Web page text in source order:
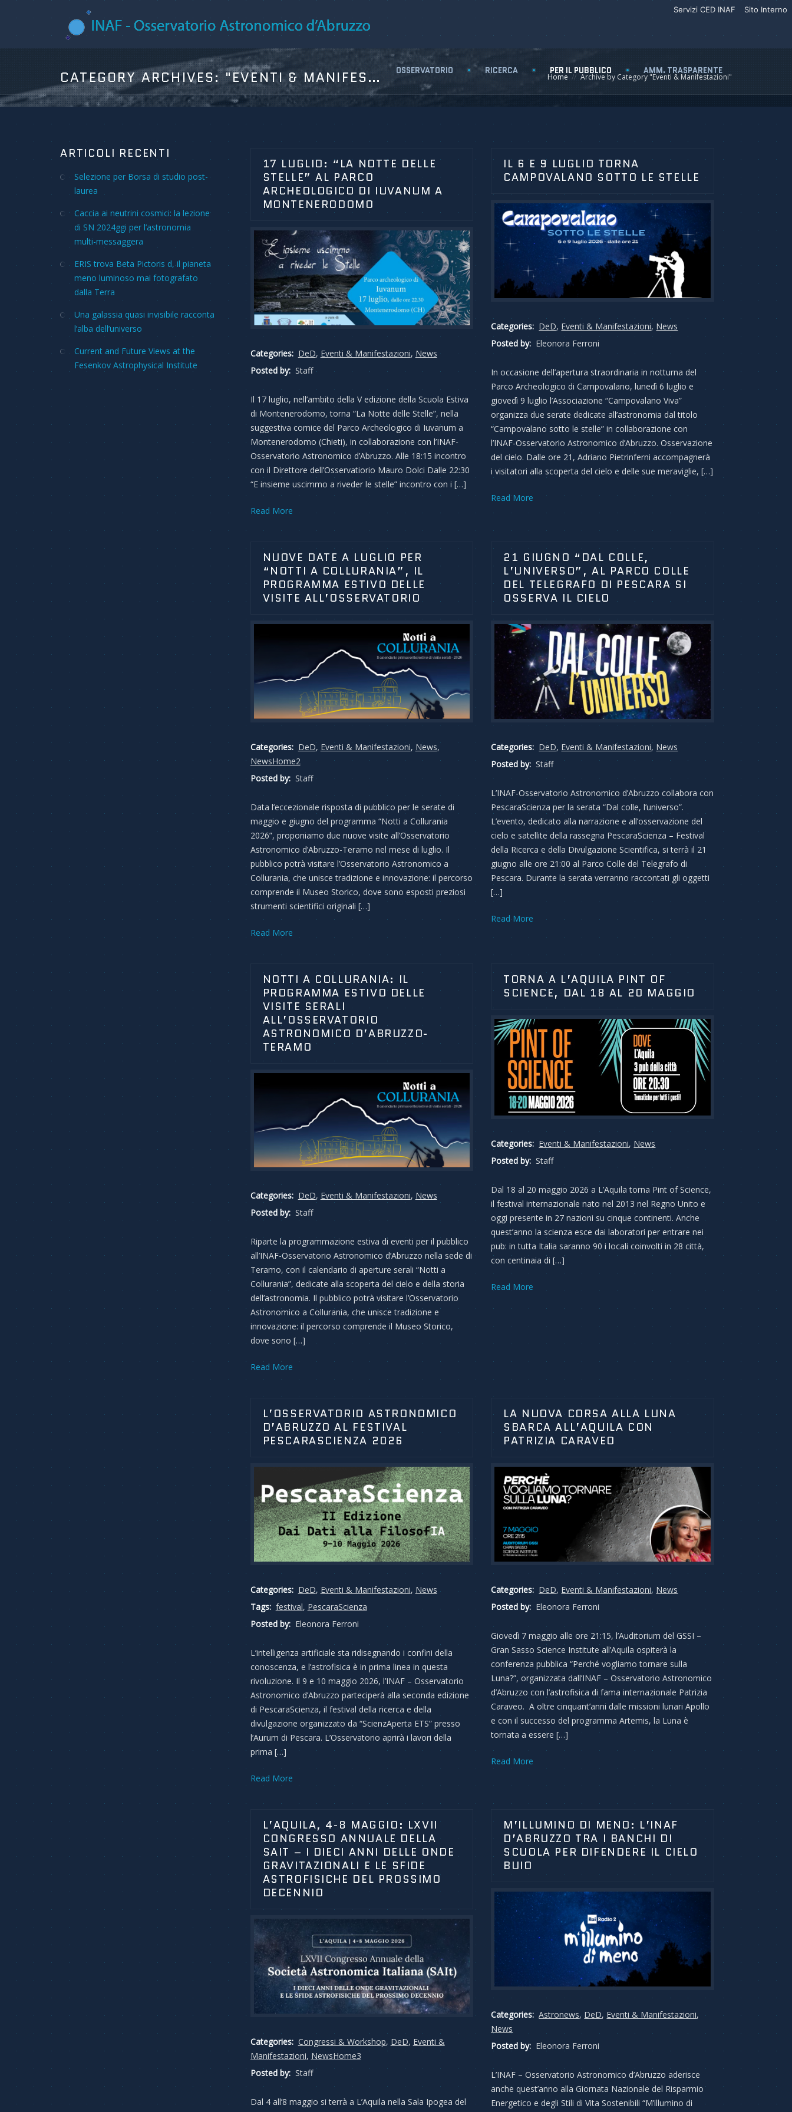
Sito Interno
Servizi CED INAF
OSSERVATORIO RICERCA PER IL PUBBLICO AMM. TRASPARENTE
CATEGORY ARCHIVES:"EVENTI & MANIFESTAZIONI" Home Archive by Category "Eventi & Manifestazioni"
17 LUGLIO: “LA NOTTE DELLE
STELLE” AL PARCO
ARCHEOLOGICO DI IUVANUM A
MONTENERODOMO
Categories: DeD, Eventi & Manifestazioni, News
Posted by: Staff
Il 17 luglio, nell’ambito della V edizione della Scuola Estiva
di Montenerodomo, torna “La Notte delle Stelle”, nella
suggestiva cornice del Parco Archeologico di Iuvanum a
Montenerodomo (Chieti), in collaborazione con l’INAF-
Osservatorio Astronomico d’Abruzzo. Alle 18:15 incontro
con il Direttore dell’Osservatiorio Mauro Dolci Dalle 22:30
“E insieme uscimmo a riveder le stelle” incontro con i […]
Read More
IL 6 E 9 LUGLIO TORNA
CAMPOVALANO SOTTO LE STELLE
Categories: DeD, Eventi & Manifestazioni, News
Posted by: Eleonora Ferroni
In occasione dell’apertura straordinaria in notturna del
Parco Archeologico di Campovalano, lunedì 6 luglio e
giovedì 9 luglio l’Associazione “Campovalano Viva”
organizza due serate dedicate all’astronomia dal titolo
“Campovalano sotto le stelle” in collaborazione con
l’INAF-Osservatorio Astronomico d’Abruzzo. Osservazione
del cielo. Dalle ore 21, Adriano Pietrinferni accompagnerà
i visitatori alla scoperta del cielo e delle sue meraviglie, […]
Read More
NUOVE DATE A LUGLIO PER
“NOTTI A COLLURANIA”, IL
PROGRAMMA ESTIVO DELLE
VISITE ALL’OSSERVATORIO
Categories: DeD, Eventi & Manifestazioni, News,
NewsHome2
Posted by: Staff
Data l’eccezionale risposta di pubblico per le serate di
maggio e giugno del programma “Notti a Collurania
2026”, proponiamo due nuove visite all’Osservatorio
Astronomico d’Abruzzo-Teramo nel mese di luglio. Il
pubblico potrà visitare l’Osservatorio Astronomico a
Collurania, che unisce tradizione e innovazione: il percorso
comprende il Museo Storico, dove sono esposti preziosi
strumenti scientifici originali […]
Read More
21 GIUGNO “DAL COLLE,
L’UNIVERSO”, AL PARCO COLLE
DEL TELEGRAFO DI PESCARA SI
OSSERVA IL CIELO
Categories: DeD, Eventi & Manifestazioni, News
Posted by: Staff
L’INAF-Osservatorio Astronomico d’Abruzzo collabora con
PescaraScienza per la serata “Dal colle, l’universo”.
L’evento, dedicato alla narrazione e all’osservazione del
cielo e satellite della rassegna PescaraScienza – Festival
della Ricerca e della Divulgazione Scientifica, si terrà il 21
giugno alle ore 21:00 al Parco Colle del Telegrafo di
Pescara. Durante la serata verranno raccontati gli oggetti
[…]
Read More
NOTTI A COLLURANIA: IL
PROGRAMMA ESTIVO DELLE
VISITE SERALI
ALL’OSSERVATORIO
ASTRONOMICO D’ABRUZZO-
TERAMO
Categories: DeD, Eventi & Manifestazioni, News
Posted by: Staff
Riparte la programmazione estiva di eventi per il pubblico
all’INAF-Osservatorio Astronomico d’Abruzzo nella sede di
Teramo, con il calendario di aperture serali “Notti a
Collurania”, dedicate alla scoperta del cielo e della storia
dell’astronomia. Il pubblico potrà visitare l’Osservatorio
Astronomico a Collurania, che unisce tradizione e
innovazione: il percorso comprende il Museo Storico,
dove sono […]
Read More
TORNA A L’AQUILA PINT OF
SCIENCE, DAL 18 AL 20 MAGGIO
Categories: Eventi & Manifestazioni, News
Posted by: Staff
Dal 18 al 20 maggio 2026 a L’Aquila torna Pint of Science,
il festival internazionale nato nel 2013 nel Regno Unito e
oggi presente in 27 nazioni su cinque continenti. Anche
quest’anno la scienza esce dai laboratori per entrare nei
pub: in tutta Italia saranno 90 i locali coinvolti in 28 città,
con centinaia di […]
Read More
L’OSSERVATORIO ASTRONOMICO
D’ABRUZZO AL FESTIVAL
PESCARASCIENZA 2026
Categories: DeD, Eventi & Manifestazioni, News
Tags: festival, PescaraScienza
Posted by: Eleonora Ferroni
L’intelligenza artificiale sta ridisegnando i confini della
conoscenza, e l’astrofisica è in prima linea in questa
rivoluzione. Il 9 e 10 maggio 2026, l’INAF – Osservatorio
Astronomico d’Abruzzo parteciperà alla seconda edizione
di PescaraScienza, il festival della ricerca e della
divulgazione organizzato da “ScienzAperta ETS” presso
l’Aurum di Pescara. L’Osservatorio aprirà i lavori della
prima […]
Read More
LA NUOVA CORSA ALLA LUNA
SBARCA ALL’AQUILA CON
PATRIZIA CARAVEO
Categories: DeD, Eventi & Manifestazioni, News
Posted by: Eleonora Ferroni
Giovedì 7 maggio alle ore 21:15, l’Auditorium del GSSI –
Gran Sasso Science Institute all’Aquila ospiterà la
conferenza pubblica “Perché vogliamo tornare sulla
Luna?”, organizzata dall’INAF – Osservatorio Astronomico
d’Abruzzo con l’astrofisica di fama internazionale Patrizia
Caraveo. A oltre cinquant’anni dalle missioni lunari Apollo
e con il successo del programma Artemis, la Luna è
tornata a essere […]
Read More
L’AQUILA, 4-8 MAGGIO: LXVII
CONGRESSO ANNUALE DELLA
SAIT – I DIECI ANNI DELLE ONDE
GRAVITAZIONALI E LE SFIDE
ASTROFISICHE DEL PROSSIMO
DECENNIO
Categories: Congressi & Workshop, DeD, Eventi &
Manifestazioni, NewsHome3
Posted by: Staff
Dal 4 all’8 maggio si terrà a L’Aquila nella Sala Ipogea del
M’ILLUMINO DI MENO: L’INAF
D’ABRUZZO TRA I BANCHI DI
SCUOLA PER DIFENDERE IL CIELO
BUIO
Categories: Astronews, DeD, Eventi & Manifestazioni,
News
Posted by: Eleonora Ferroni
L’INAF – Osservatorio Astronomico d’Abruzzo aderisce
anche quest’anno alla Giornata Nazionale del Risparmio
Energetico e degli Stili di Vita Sostenibili “M’illumino di
ARTICOLI RECENTI
Selezione per Borsa di studio post-
laurea
Caccia ai neutrini cosmici: la lezione
di SN 2024ggi per l’astronomia
multi-messaggera
ERIS trova Beta Pictoris d, il pianeta
meno luminoso mai fotografato
dalla Terra
Una galassia quasi invisibile racconta
l’alba dell’universo
Current and Future Views at the
Fesenkov Astrophysical Institute